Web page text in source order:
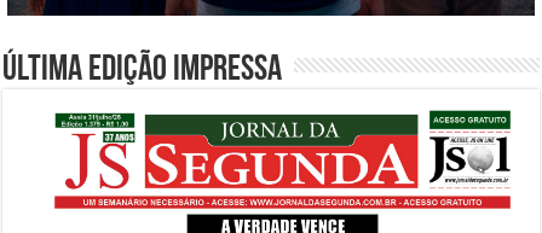
Última edição impressa